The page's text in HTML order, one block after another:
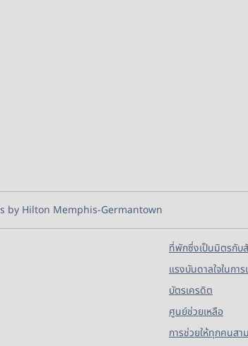
by Hilton Memphis-Germantown
ที่พักซึ่งเป็นมิตรกับ
แรงบันดาลใจในกา
บัตรเครดิต
ศูนย์ช่วยเหลือ
การช่วยให้ทุกคนสา